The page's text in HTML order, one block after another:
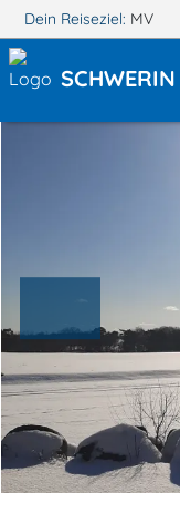
Dein Reiseziel: MV
SCHWERIN